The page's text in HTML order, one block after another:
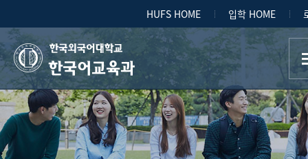
HUFS HOME 입학 HOME
한국어교육과